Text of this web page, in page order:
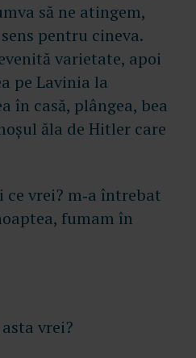
să ne atingem,
pentru cineva.
varietate, apoi
pe Lavinia la
în casă, plângea, bea
ăla de Hitler care
ce vrei? m‑a întrebat
fumam în
vrei?